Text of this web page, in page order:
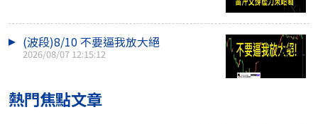
(波段)8/10 不要逼我放大絕
2026/08/07 12:15:12
熱門焦點文章